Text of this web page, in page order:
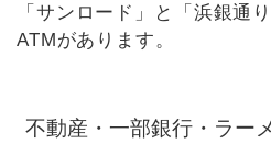
「サンロード」と「浜銀通
ATMがあります。
不動産・一部銀行・ラー